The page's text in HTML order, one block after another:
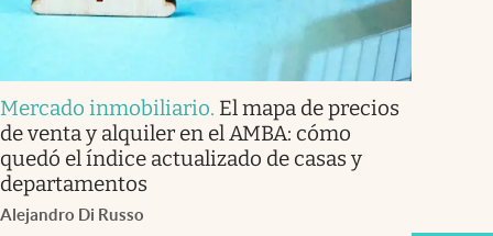
Mercado inmobiliario. El mapa de precios
de venta y alquiler en el AMBA: cómo
quedó el índice actualizado de casas y
departamentos
Alejandro Di Russo